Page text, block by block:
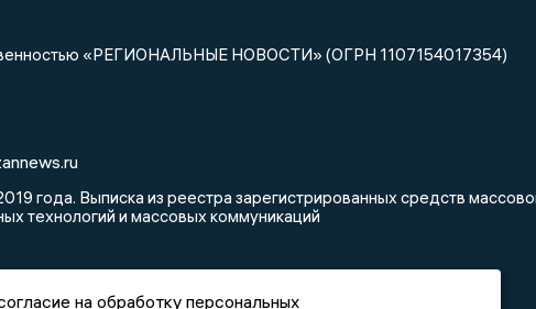
«РЕГИОНАЛЬНЫЕ НОВОСТИ» (ОГРН 1107154017354)
года. Выписка из реестра зарегистрированных средств
технологий и массовых коммуникаций
на обработку персональных